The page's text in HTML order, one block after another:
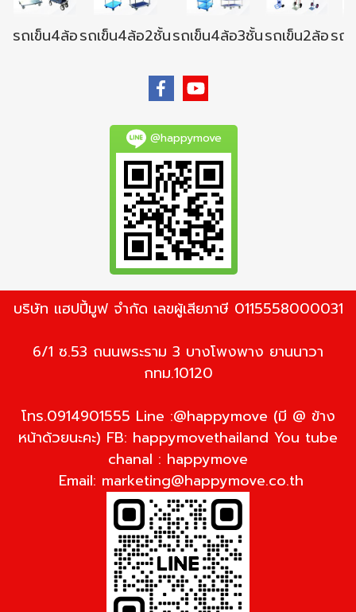
รถเข็น4ล้อรถเข็น4ล้อ2ชั้นรถเข็น4ล้อ3ชั้นรถเข็น2ล้อรถ
@happymove
บริษัท แฮปปี้มูฟ จำกัด เลขผู้เสียภาษี 0115558000031
6/1 ซ.53 ถนนพระราม 3 บางโพงพาง ยานนาวา
กทม.10120
โทร.0914901555 Line :@happymove (มี @ ข้าง
หน้าด้วยนะคะ) FB: happymovethailand You tube
chanal : happymove
Email: marketing@happymove.co.th